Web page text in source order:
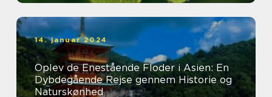
14. januar 2024
Oplev de Enestående Floder i Asien: En
Dybdegående Rejse gennem Historie og
Naturskønhed